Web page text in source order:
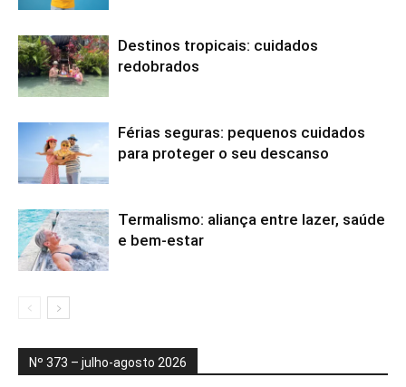
Destinos tropicais: cuidados
redobrados
Férias seguras: pequenos cuidados
para proteger o seu descanso
Termalismo: aliança entre lazer, saúde
e bem-estar
Nº 373 – julho-agosto 2026